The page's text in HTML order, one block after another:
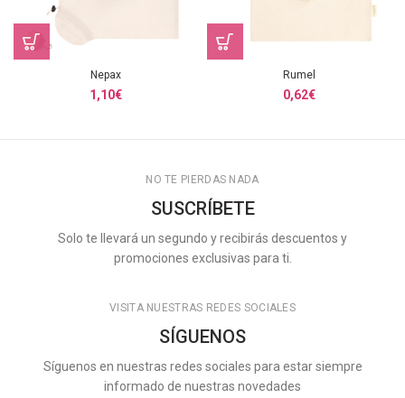
Nepax
1,10€
Rumel
0,62€
NO TE PIERDAS NADA
SUSCRÍBETE
Solo te llevará un segundo y recibirás descuentos y
promociones exclusivas para ti.
VISITA NUESTRAS REDES SOCIALES
SÍGUENOS
Síguenos en nuestras redes sociales para estar siempre
informado de nuestras novedades